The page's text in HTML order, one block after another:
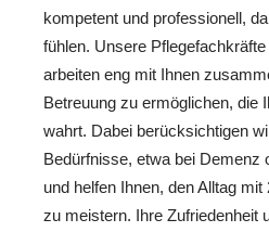
kompetent und professionell,
fühlen. Unsere
arbeiten eng mit Ihnen
Betreuung zu ermöglichen, die
wahrt. Dabei berücksichtigen
Bedürfnisse, etwa bei Demenz
und helfen Ihnen, den Alltag
zu meistern. Ihre Zufriedenheit